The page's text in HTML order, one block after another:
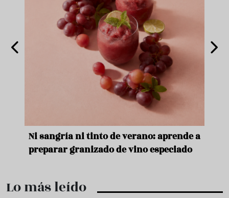
Ni sangría ni tinto de verano: aprende a
preparar granizado de vino especiado
Lo más leído